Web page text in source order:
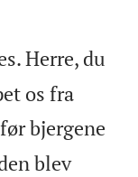
Herre, du
os fra
bjergene
blev